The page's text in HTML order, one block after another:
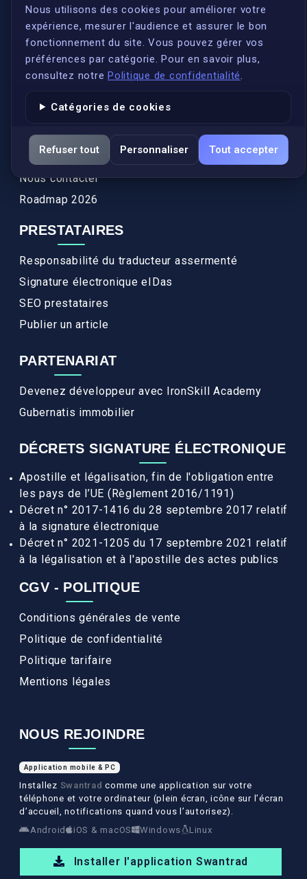
Nous utilisons des cookies pour améliorer votre
expérience, mesurer l'audience et assurer le bon
fonctionnement du site. Vous pouvez gérer vos
préférences par catégorie. Pour en savoir plus,
consultez notre Politique de confidentialité
Catégories de cookies
Refuser tout Personnaliser Tout accepter
S'inscrire
Qui sommes-nous ?
Conformité
Annuaires des traducteurs assermentés
Actualités
Services
FAQ
Nous contacter
Roadmap 2026
PRESTATAIRES
Responsabilité du traducteur assermenté
Signature électronique eIDas
SEO prestataires
Publier un article
PARTENARIAT
Devenez développeur avec IronSkill Academy
Gubernatis immobilier
DÉCRETS SIGNATURE ÉLECTRONIQUE
Apostille et légalisation, fin de l'obligation entre
les pays de l’UE (Règlement 2016/1191)
Décret n° 2017-1416 du 28 septembre 2017 relatif
à la signature électronique
Décret n° 2021-1205 du 17 septembre 2021 relatif
à la légalisation et à l'apostille des actes publics
CGV - POLITIQUE
Conditions générales de vente
Politique de confidentialité
Politique tarifaire
Mentions légales
NOUS REJOINDRE
Application mobile & PC
Installez Swantrad comme une application sur votre
téléphone et votre ordinateur (plein écran, icône sur l’écran
d’accueil, notifications quand vous l’autorisez).
Android
iOS & macOS Windows Linux
Installer l'application Swantrad